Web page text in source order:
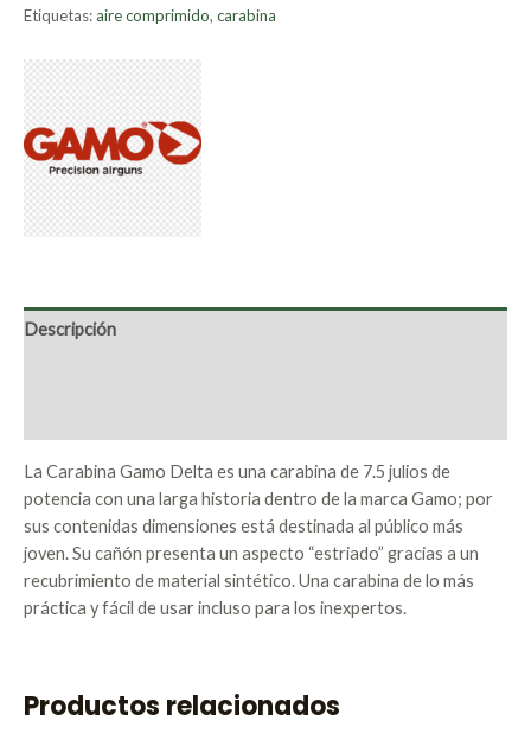
Etiquetas:aire comprimido, carabina
Descripción
La Carabina Gamo Delta es una carabina de 7.5 julios de
potencia con una larga historia dentro de la marca Gamo; por
sus contenidas dimensiones está destinada al público más
joven. Su cañón presenta un aspecto “estriado” gracias a un
recubrimiento de material sintético. Una carabina de lo más
práctica y fácil de usar incluso para los inexpertos.
Productos relacionados